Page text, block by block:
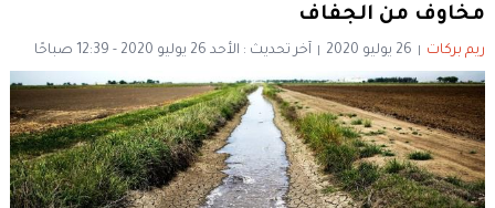
مخاوف من الجفاف
ريم بركات 26 يوليو 2020 آخر تحديث : الأحد 26 يوليو 2020 - 12:39 صباحًا